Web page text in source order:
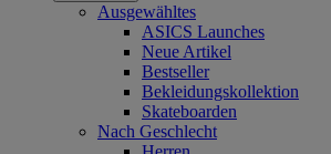
Ausgewähltes
ASICS Launches
Neue Artikel
Bestseller
Bekleidungskollektion
Skateboarden
Nach Geschlecht